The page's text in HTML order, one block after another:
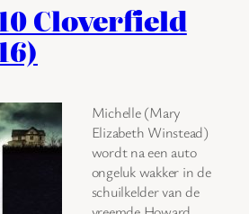
Cloverfield
Michelle (Mary
Elizabeth Winstead)
wordt na een auto
ongeluk wakker in de
schuilkelder van de